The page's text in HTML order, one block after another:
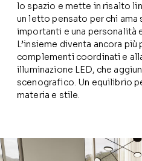
lo spazio e mette in risalto
un letto pensato per chi
importanti e una personalità
L’insieme diventa ancora più
complementi coordinati e
illuminazione LED, che
scenografico. Un equilibrio
materia e stile.